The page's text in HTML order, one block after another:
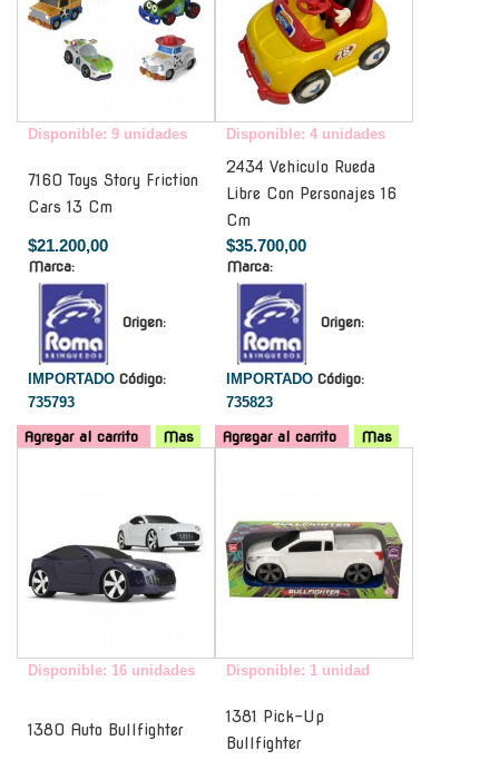
Disponible: 9 unidades
7160 Toys Story Friction
Cars 13 Cm
$21.200,00
Marca:
Origen:
IMPORTADO Código:
735793
Agregar al carrito Mas
Disponible: 4 unidades
2434 Vehiculo Rueda
Libre Con Personajes 16
Cm
$35.700,00
Marca:
Origen:
IMPORTADO Código:
735823
Agregar al carrito
Mas
Disponible: 16 unidades
1380 Auto Bullfighter
Disponible: 1 unidad
1381 Pick-Up
Bullfighter